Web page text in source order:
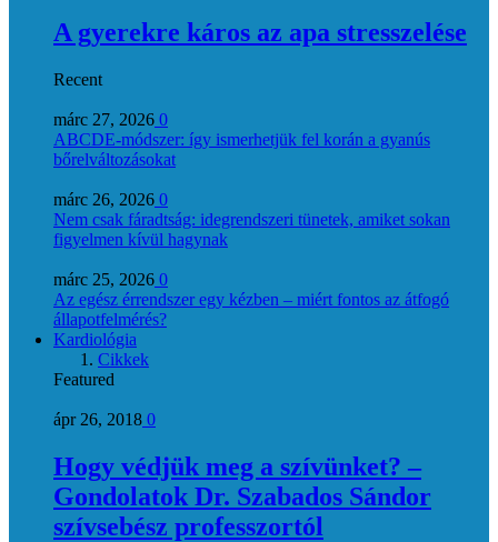
A gyerekre káros az apa stresszelése
Recent
márc 27, 2026 0
ABCDE‑módszer: így ismerhetjük fel korán a gyanús
bőrelváltozásokat
márc 26, 2026 0
Nem csak fáradtság: idegrendszeri tünetek, amiket sokan
figyelmen kívül hagynak
márc 25, 2026 0
Az egész érrendszer egy kézben – miért fontos az átfogó
állapotfelmérés?
Kardiológia
Cikkek
Featured
ápr 26, 2018 0
Hogy védjük meg a szívünket? –
Gondolatok Dr. Szabados Sándor
szívsebész professzortól